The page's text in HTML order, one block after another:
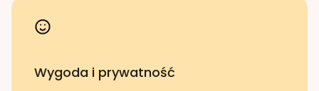
Wygoda i prywatność